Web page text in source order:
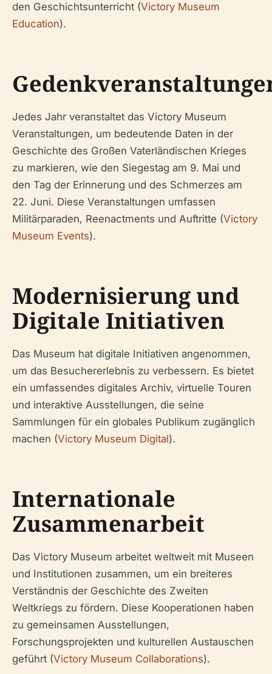
den Geschichtsunterricht (Victory Museum
Education).
Jedes Jahr veranstaltet das Victory Museum
Veranstaltungen, um bedeutende Daten in der
Geschichte des Großen Vaterländischen Krieges
zu markieren, wie den Siegestag am 9. Mai und
den Tag der Erinnerung und des Schmerzes am
22. Juni. Diese Veranstaltungen umfassen
Militärparaden, Reenactments und Auftritte (Victory
Museum Events).
Modernisierung und
Digitale Initiativen
Das Museum hat digitale Initiativen angenommen,
um das Besuchererlebnis zu verbessern. Es bietet
ein umfassendes digitales Archiv, virtuelle Touren
und interaktive Ausstellungen, die seine
Sammlungen für ein globales Publikum zugänglich
machen (Victory Museum Digital).
Internationale
Zusammenarbeit
Das Victory Museum arbeitet weltweit mit Museen
und Institutionen zusammen, um ein breiteres
Verständnis der Geschichte des Zweiten
Weltkriegs zu fördern. Diese Kooperationen haben
zu gemeinsamen Ausstellungen,
Forschungsprojekten und kulturellen Austauschen
geführt (Victory Museum Collaborations).